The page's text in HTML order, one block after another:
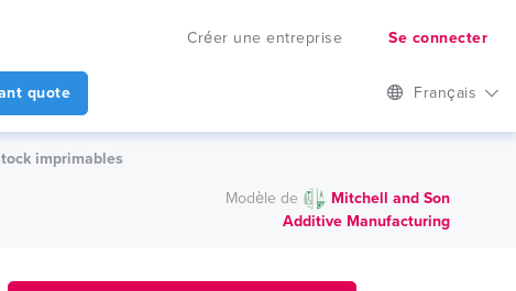
Créer une entreprise Se connecter
quote Français
imprimables
Modèle de
Mitchell and Son
Additive Manufacturing